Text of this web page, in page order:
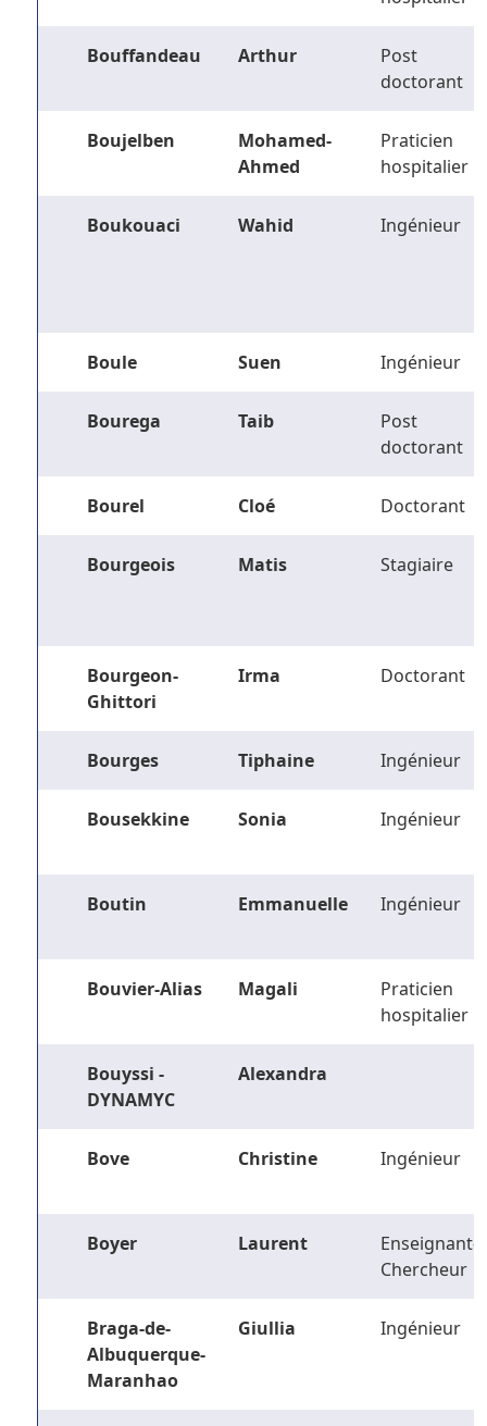
Bouffandeau Arthur
Post
doctorant
Boujelben
Mohamed-
Ahmed
Praticien
hospitalier
Boukouaci Wahid Ingénieur
Boule Suen Ingénieur
Bourega Taib
Post
doctorant
Bourel Cloé Doctorant
Bourgeois Matis Stagiaire
Bourgeon-
Ghittori
Irma Doctorant
Bourges Tiphaine Ingénieur
Bousekkine Sonia Ingénieur
Boutin Emmanuelle Ingénieur
Bouvier-Alias Magali
Praticien
hospitalier
Bouyssi -
DYNAMYC
Alexandra
Bove Christine Ingénieur
Boyer Laurent
Enseignant-
Chercheur
Braga-de-
Albuquerque-
Maranhao
Giullia Ingénieur